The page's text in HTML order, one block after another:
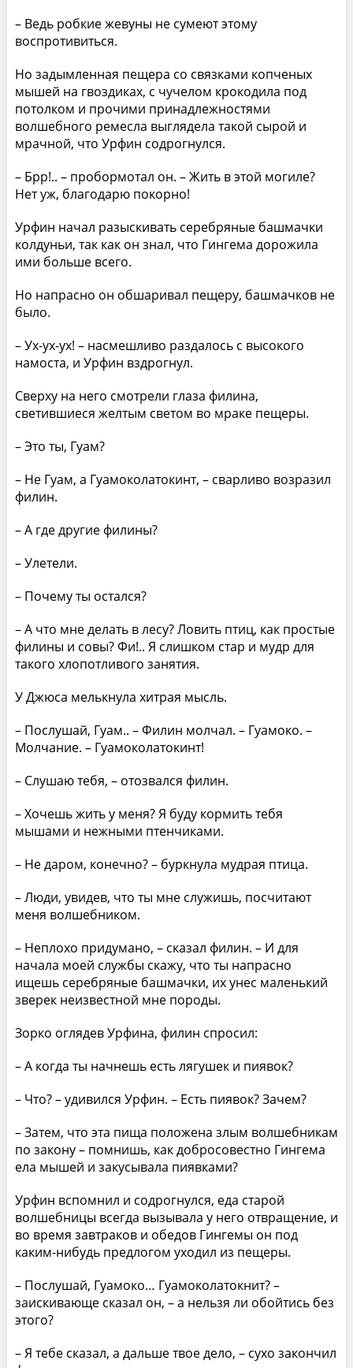
– Ведь робкие жевуны не сумеют этому
воспротивиться.
Но задымленная пещера со связками копченых
мышей на гвоздиках, с чучелом крокодила под
потолком и прочими принадлежностями
волшебного ремесла выглядела такой сырой и
мрачной, что Урфин содрогнулся.
– Брр!.. – пробормотал он. – Жить в этой могиле?
Нет уж, благодарю покорно!
Урфин начал разыскивать серебряные башмачки
колдуньи, так как он знал, что Гингема дорожила
ими больше всего.
Но напрасно он обшаривал пещеру, башмачков не
было.
– Ух-ух-ух! – насмешливо раздалось с высокого
намоста, и Урфин вздрогнул.
Сверху на него смотрели глаза филина,
светившиеся желтым светом во мраке пещеры.
– Это ты, Гуам?
– Не Гуам, а Гуамоколатокинт, – сварливо возразил
филин.
– А где другие филины?
– Улетели.
– Почему ты остался?
– А что мне делать в лесу? Ловить птиц, как простые
филины и совы? Фи!.. Я слишком стар и мудр для
такого хлопотливого занятия.
У Джюса мелькнула хитрая мысль.
– Послушай, Гуам.. – Филин молчал. – Гуамоко. –
Молчание. – Гуамоколатокинт!
– Слушаю тебя, – отозвался филин.
– Хочешь жить у меня? Я буду кормить тебя
мышами и нежными птенчиками.
– Не даром, конечно? – буркнула мудрая птица.
– Люди, увидев, что ты мне служишь, посчитают
меня волшебником.
– Неплохо придумано, – сказал филин. – И для
начала моей службы скажу, что ты напрасно
ищешь серебряные башмачки, их унес маленький
зверек неизвестной мне породы.
Зорко оглядев Урфина, филин спросил:
– А когда ты начнешь есть лягушек и пиявок?
– Что? – удивился Урфин. – Есть пиявок? Зачем?
– Затем, что эта пища положена злым волшебникам
по закону – помнишь, как добросовестно Гингема
ела мышей и закусывала пиявками?
Урфин вспомнил и содрогнулся, еда старой
волшебницы всегда вызывала у него отвращение, и
во время завтраков и обедов Гингемы он под
каким-нибудь предлогом уходил из пещеры.
– Послушай, Гуамоко… Гуамоколатокнит? –
заискивающе сказал он, – а нельзя ли обойтись без
этого?
– Я тебе сказал, а дальше твое дело, – сухо закончил